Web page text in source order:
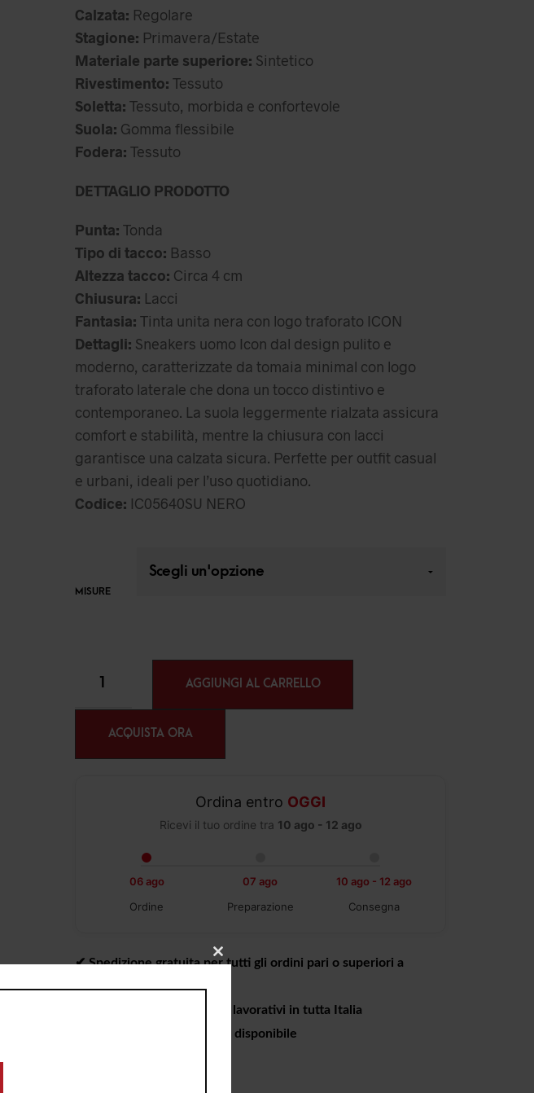
89,99 €.
è:
71,99 €.
Calzata: Regolare
Stagione: Primavera/Estate
Materiale parte superiore: Sintetico
Rivestimento: Tessuto
Soletta: Tessuto, morbida e confortevole
Suola: Gomma flessibile
Fodera: Tessuto
DETTAGLIO PRODOTTO
Punta: Tonda
Tipo di tacco: Basso
Altezza tacco: Circa 4 cm
Chiusura: Lacci
Fantasia: Tinta unita nera con logo traforato ICON
Dettagli: Sneakers uomo Icon dal design pulito e
moderno, caratterizzate da tomaia minimal con logo
traforato laterale che dona un tocco distintivo e
contemporaneo. La suola leggermente rialzata assicura
comfort e stabilità, mentre la chiusura con lacci
garantisce una calzata sicura. Perfette per outfit casual
e urbani, ideali per l’uso quotidiano.
Codice: IC05640SU NERO
MISURE
AGGIUNGI AL CARRELLO
ACQUISTA ORA
Ordina entro OGGI
Ricevi il tuo ordine tra 10 ago - 12 ago
06 ago
Ordine
07 ago
Preparazione
10 ago - 12 ago
Consegna
✔︎ Spedizione gratuita per tutti gli ordini pari o superiori a
49,99€
✔︎ Consegna da 1 a 4 giorni lavorativi in tutta Italia
✔︎ Ritiro gratuito in negozio disponibile
CLOSE